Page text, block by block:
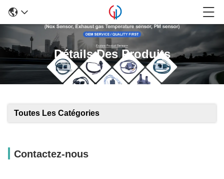
Détails Des Produits
Toutes Les Catégories
Contactez-nous